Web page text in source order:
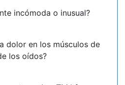
incómoda o inusual?
dolor en los músculos de
los oídos?